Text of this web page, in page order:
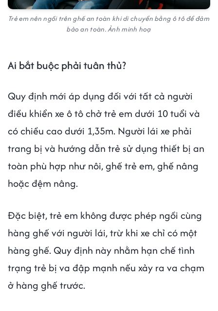
Trẻ em nên ngồi trên ghế an toàn khi di chuyển bằng ô tô để đảm
bảo an toàn. Ảnh minh hoạ
Ai bắt buộc phải tuân thủ?
Quy định mới áp dụng đối với tất cả người
điều khiển xe ô tô chở trẻ em dưới 10 tuổi và
có chiều cao dưới 1,35m. Người lái xe phải
trang bị và hướng dẫn trẻ sử dụng thiết bị an
toàn phù hợp như nôi, ghế trẻ em, ghế nâng
hoặc đệm nâng.
Đặc biệt, trẻ em không được phép ngồi cùng
hàng ghế với người lái, trừ khi xe chỉ có một
hàng ghế. Quy định này nhằm hạn chế tình
trạng trẻ bị va đập mạnh nếu xảy ra va chạm
ở hàng ghế trước.